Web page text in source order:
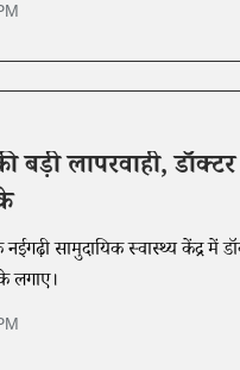
लापरवाही,
सामुदायिक स्वास्थ्य केंद्र में
लगाए।